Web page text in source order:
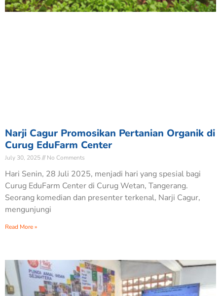
Narji Cagur Promosikan Pertanian Organik di
Curug EduFarm Center
July 30, 2025 No Comments
Hari Senin, 28 Juli 2025, menjadi hari yang spesial bagi
Curug EduFarm Center di Curug Wetan, Tangerang.
Seorang komedian dan presenter terkenal, Narji Cagur,
mengunjungi
Read More »